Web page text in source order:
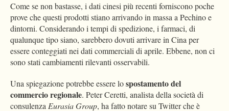
Come se non bastasse, i dati cinesi più recenti forniscono poche
prove che questi prodotti stiano arrivando in massa a Pechino e
dintorni. Considerando i tempi di spedizione, i farmaci, di
qualunque tipo siano, sarebbero dovuti arrivare in Cina per
essere conteggiati nei dati commerciali di aprile. Ebbene, non ci
sono stati cambiamenti rilevanti osservabili.
Una spiegazione potrebbe essere lospostamento del
commercio regionale. Peter Ceretti, analista della società di
consulenzaEurasia Group, ha fatto notare su Twitter che è